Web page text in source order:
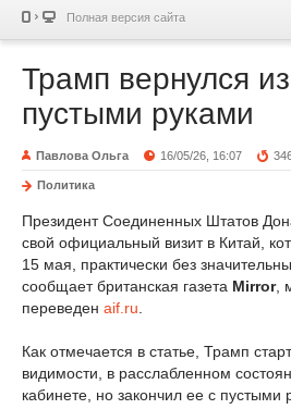
Полная версия сайта
Трамп вернулся
пустыми руками
Павлова Ольга 16/05/26, 16:07
Политика
Президент Соединенных Штатов
свой официальный визит в Китай,
15 мая, практически без
сообщает британская газета Mirror,
переведен aif.ru
Как отмечается в статье, Трамп
видимости, в расслабленном
кабинете, но закончил ее с пустыми